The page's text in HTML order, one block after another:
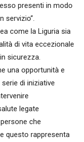
presenti in modo
servizio”.
come la Liguria sia
di vita eccezionale
sicurezza.
una opportunità e
di iniziative
legate
che
questo rappresenta